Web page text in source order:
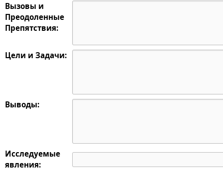
Вызовы и
Преодоленные
Препятствия:
Цели и Задачи:
Выводы:
Исследуемые
явления: